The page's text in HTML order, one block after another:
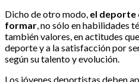
Dicho de otro modo, el deporte
formar, no sólo en habilidades
también valores, en actitudes
deporte y a la satisfacción por
según su talento y evolución.
Los jóvenes deportistas deben